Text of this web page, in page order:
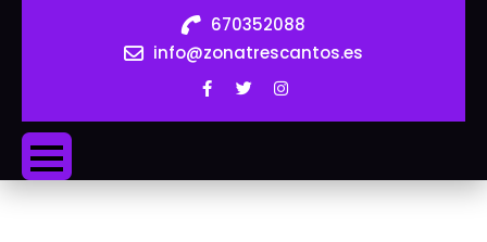
670352088
info@zonatrescantos.es
ZONA
3C